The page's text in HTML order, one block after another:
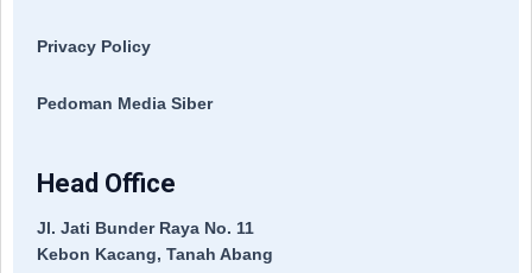
Privacy Policy
Pedoman Media Siber
Head Office
Jl. Jati Bunder Raya No. 11
Kebon Kacang, Tanah Abang